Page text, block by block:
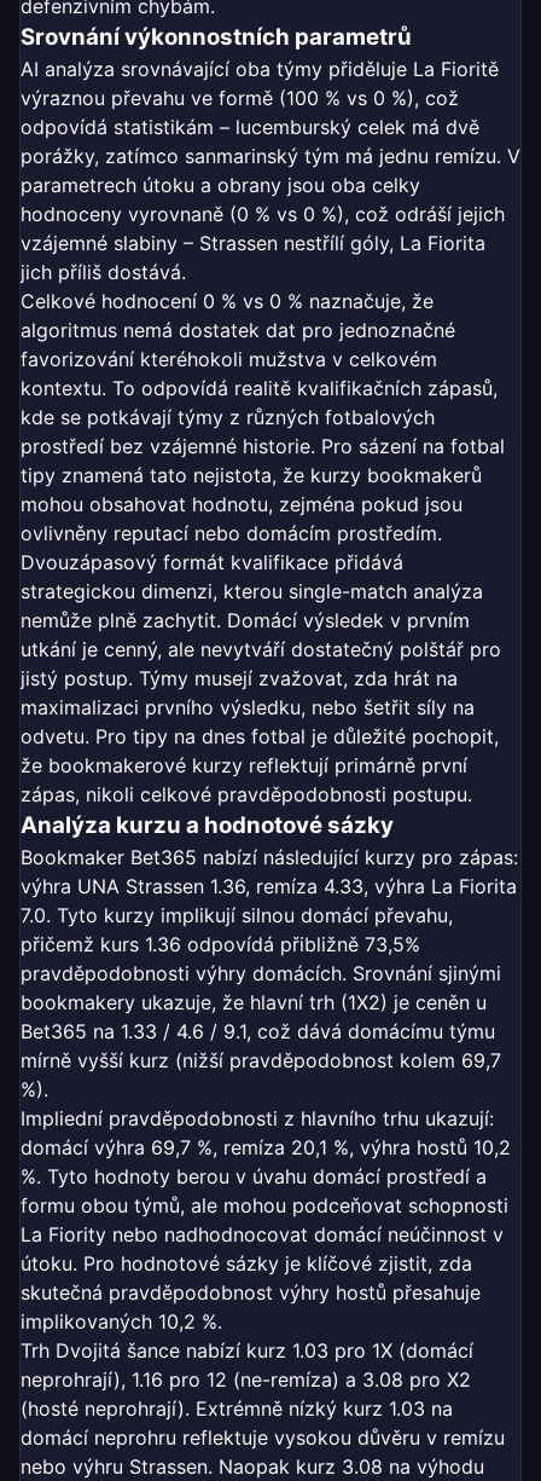
defenzivním chybám.
Srovnání výkonnostních parametrů
AI analýza srovnávající oba týmy přiděluje La Fioritě
výraznou převahu ve formě (100 % vs 0 %), což
odpovídá statistikám – lucemburský celek má dvě
porážky, zatímco sanmarinský tým má jednu remízu. V
parametrech útoku a obrany jsou oba celky
hodnoceny vyrovnaně (0 % vs 0 %), což odráší jejich
vzájemné slabiny – Strassen nestřílí góly, La Fiorita
jich příliš dostává.
Celkové hodnocení 0 % vs 0 % naznačuje, že
algoritmus nemá dostatek dat pro jednoznačné
favorizování kteréhokoli mužstva v celkovém
kontextu. To odpovídá realitě kvalifikačních zápasů,
kde se potkávají týmy z různých fotbalových
prostředí bez vzájemné historie. Pro sázení na fotbal
tipy znamená tato nejistota, že kurzy bookmakerů
mohou obsahovat hodnotu, zejména pokud jsou
ovlivněny reputací nebo domácím prostředím.
Dvouzápasový formát kvalifikace přidává
strategickou dimenzi, kterou single-match analýza
nemůže plně zachytit. Domácí výsledek v prvním
utkání je cenný, ale nevytváří dostatečný polštář pro
jistý postup. Týmy musejí zvažovat, zda hrát na
maximalizaci prvního výsledku, nebo šetřit síly na
odvetu. Pro tipy na dnes fotbal je důležité pochopit,
že bookmakerové kurzy reflektují primárně první
zápas, nikoli celkové pravděpodobnosti postupu.
Analýza kurzu a hodnotové sázky
Bookmaker Bet365 nabízí následující kurzy pro zápas:
výhra UNA Strassen 1.36, remíza 4.33, výhra La Fiorita
7.0. Tyto kurzy implikují silnou domácí převahu,
přičemž kurs 1.36 odpovídá přibližně 73,5%
pravděpodobnosti výhry domácích. Srovnání sjinými
bookmakery ukazuje, že hlavní trh (1X2) je ceněn u
Bet365 na 1.33 / 4.6 / 9.1, což dává domácímu týmu
mírně vyšší kurz (nižší pravděpodobnost kolem 69,7
%).
Impliední pravděpodobnosti z hlavního trhu ukazují:
domácí výhra 69,7 %, remíza 20,1 %, výhra hostů 10,2
%. Tyto hodnoty berou v úvahu domácí prostředí a
formu obou týmů, ale mohou podceňovat schopnosti
La Fiority nebo nadhodnocovat domácí neúčinnost v
útoku. Pro hodnotové sázky je klíčové zjistit, zda
skutečná pravděpodobnost výhry hostů přesahuje
implikovaných 10,2 %.
Trh Dvojitá šance nabízí kurz 1.03 pro 1X (domácí
neprohrají), 1.16 pro 12 (ne-remíza) a 3.08 pro X2
(hosté neprohrají). Extrémně nízký kurz 1.03 na
domácí neprohru reflektuje vysokou důvěru v remízu
nebo výhru Strassen. Naopak kurz 3.08 na výhodu